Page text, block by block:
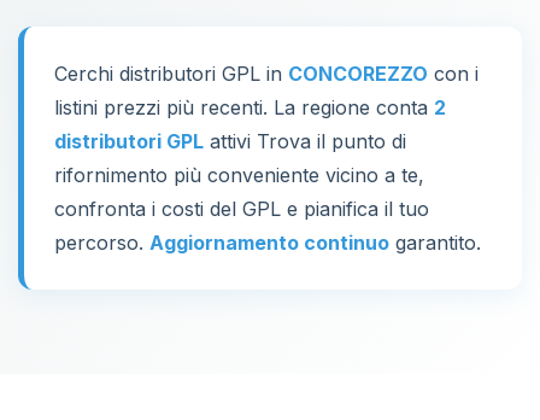
Cerchi distributori GPL in CONCOREZZO con i
listini prezzi più recenti. La regione conta 2
distributori GPL attivi Trova il punto di
rifornimento più conveniente vicino a te,
confronta i costi del GPL e pianifica il tuo
percorso. Aggiornamento continuo garantito.